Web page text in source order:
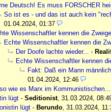
Deutsch! Es muss FORSCHER
So ist es - und das ist auch kein
01.04.2024, 01:37
Wissenschaftler kennen die
Echte Wissenschaftler kennen die
Der Doofe lachte wieder...
-
Echte Wissenschaftler kennen
Fakt: Daß ein Mann
01.04.2024, 12:46
wie es Marx im Kommunistischen...
lügt - Seditionist, 31.03.2024,
lügt - Berundo 31.03.2024,